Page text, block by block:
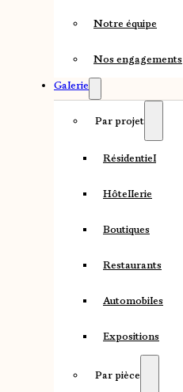
Notre équipe
Nos engagements
Galerie
Par projet
Résidentiel
Hôtellerie
Boutiques
Restaurants
Automobiles
Expositions
Par pièce